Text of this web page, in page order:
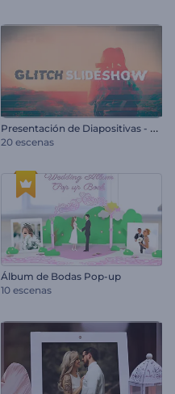
P
resentación de Diapositivas - Glitch
20 escenas
Álbum de Bodas Pop-up
10 escenas